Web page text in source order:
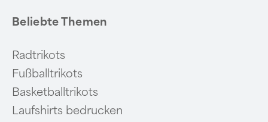
Beliebte Themen
Radtrikots
Fußballtrikots
Basketballtrikots
Laufshirts bedrucken